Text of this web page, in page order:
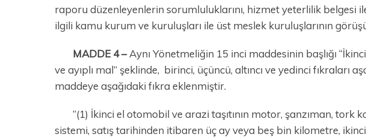
raporu düzenleyenlerin sorumluluklarını, hizmet yeterlilik belgesi
ilgili kamu kurum ve kuruluşları ile üst meslek kuruluşlarının
MADDE 4 –Aynı Yönetmeliğin 15 inci maddesinin başlığı
ve ayıplı mal” şeklinde, birinci, üçüncü, altıncı ve yedinci fıkraları
maddeye aşağıdaki fıkra eklenmiştir.
“(1) İkinci el otomobil ve arazi taşıtının motor, şanzıman,
sistemi, satış tarihinden itibaren üç ay veya beş bin kilometre,